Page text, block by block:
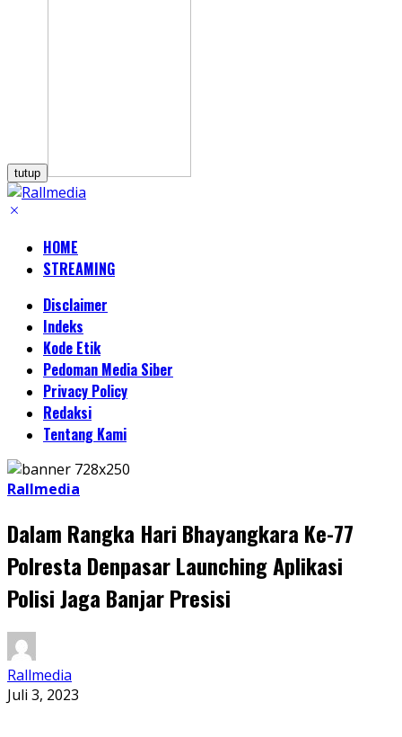
tutup
HOME
STREAMING
Disclaimer
Indeks
Kode Etik
Pedoman Media Siber
Privacy Policy
Redaksi
Tentang Kami
Rallmedia
Dalam Rangka Hari Bhayangkara Ke-77
Polresta Denpasar Launching Aplikasi
Polisi Jaga Banjar Presisi
Rallmedia
Juli 3, 2023